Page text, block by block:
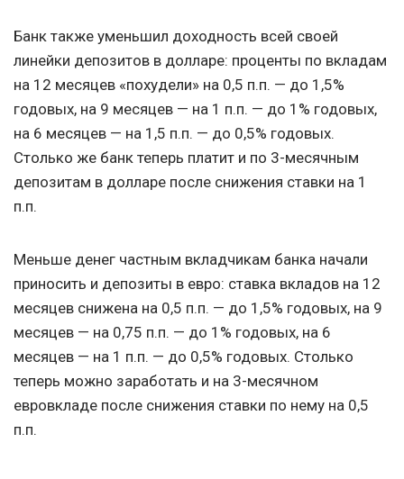
Банк также уменьшил доходность всей своей
линейки депозитов в долларе: проценты по вкладам
на 12 месяцев «похудели» на 0,5 п.п. — до 1,5%
годовых, на 9 месяцев — на 1 п.п. — до 1% годовых,
на 6 месяцев — на 1,5 п.п. — до 0,5% годовых.
Столько же банк теперь платит и по 3-месячным
депозитам в долларе после снижения ставки на 1
п.п.
Меньше денег частным вкладчикам банка начали
приносить и депозиты в евро: ставка вкладов на 12
месяцев снижена на 0,5 п.п. — до 1,5% годовых, на 9
месяцев — на 0,75 п.п. — до 1% годовых, на 6
месяцев — на 1 п.п. — до 0,5% годовых. Столько
теперь можно заработать и на 3-месячном
евровкладе после снижения ставки по нему на 0,5
п.п.